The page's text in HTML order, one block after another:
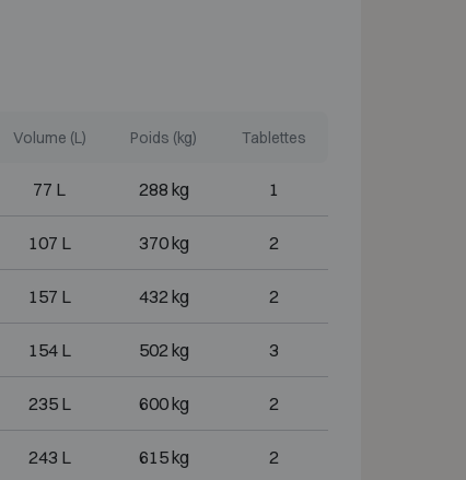
Volume (L) Poids (kg) Tablettes
77 L 288 kg 1
107 L 370 kg 2
157 L 432 kg 2
154 L 502 kg 3
235 L 600 kg 2
243 L 615 kg 2